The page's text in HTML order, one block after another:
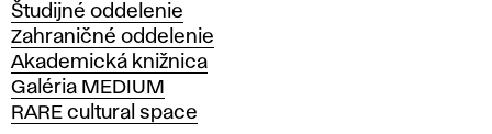
k
á
š
k
o
Študijné oddelenie
Zahraničné oddelenie
Akademická knižnica
Galéria MEDIUM
RARE cultural space